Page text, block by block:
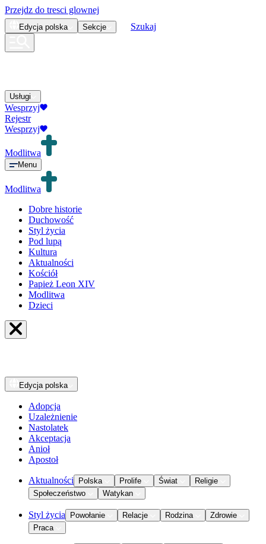
Przejdz do tresci glownej
Edycja polska Sekcje Szukaj
Usługi
Wesprzyj
Rejestr
Wesprzyj
Modlitwa
Menu
Modlitwa
Dobre historie
Duchowość
Styl życia
Pod lupą
Kultura
Aktualności
Kościół
Papież Leon XIV
Modlitwa
Dzieci
Edycja polska
Adopcja
Uzależnienie
Nastolatek
Akceptacja
Anioł
Apostoł
Aktualności Polska Prolife Świat
Religie
Społeczeństwo
Watykan
Styl życia Powołanie Relacje Rodzina
Zdrowie
Praca